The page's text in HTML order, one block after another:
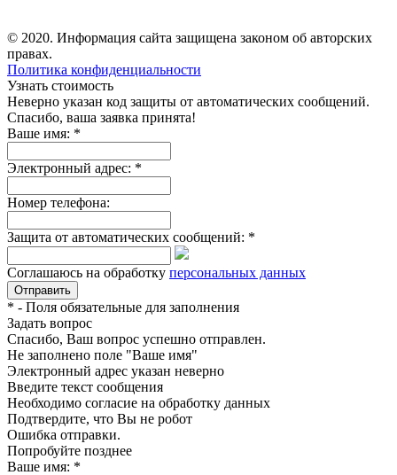
© 2020. Информация сайта защищена законом об авторских
правах.
Политика конфиденциальности
Узнать стоимость
Неверно указан код защиты от автоматических сообщений.
Спасибо, ваша заявка принята!
Ваше имя: *
Электронный адрес: *
Номер телефона:
Защита от автоматических сообщений: *
Соглашаюсь на обработку персональных данных
* - Поля обязательные для заполнения
Задать вопрос
Спасибо, Ваш вопрос успешно отправлен.
Не заполнено поле "Ваше имя"
Электронный адрес указан неверно
Введите текст сообщения
Необходимо согласие на обработку данных
Подтвердите, что Вы не робот
Ошибка отправки.
Попробуйте позднее
Ваше имя: *